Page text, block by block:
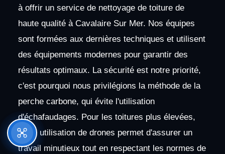
à offrir un service de nettoyage de toiture de
haute qualité à Cavalaire Sur Mer. Nos équipes
sont formées aux dernières techniques et utilisent
des équipements modernes pour garantir des
résultats optimaux. La sécurité est notre priorité,
c'est pourquoi nous privilégions la méthode de la
perche carbone, qui évite l'utilisation
d'échafaudages. Pour les toitures plus élevées,
notre utilisation de drones permet d'assurer un
travail minutieux tout en respectant les normes de